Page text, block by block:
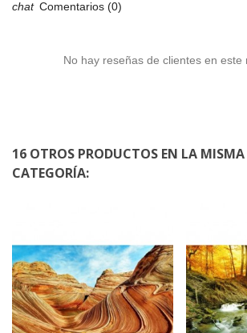
Comentarios (0)
No hay reseñas de clientes en este
16 OTROS PRODUCTOS EN LA MISMA
CATEGORÍA: